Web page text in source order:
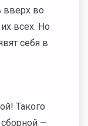
вверх во
всех. Но
себя в
Такого
—